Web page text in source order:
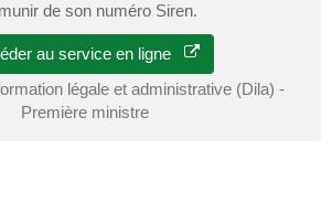
de son numéro Siren.
au service en ligne
légale et administrative (Dila) -
Première ministre